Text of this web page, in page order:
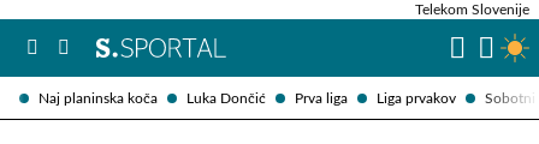
Naj planinska koča Luka Dončić Prva liga Liga prvakov Sobotni
Telekom Slovenije